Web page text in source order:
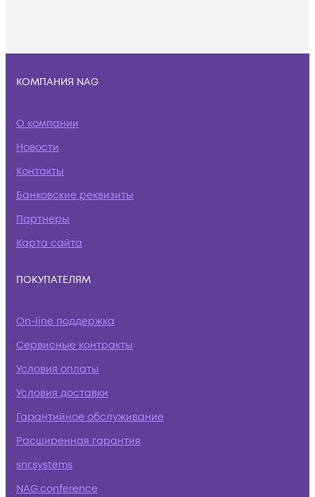
КОМПАНИЯ NAG
О компании
Новости
Контакты
Банковские реквизиты
Партнеры
Карта сайта
ПОКУПАТЕЛЯМ
On-line поддержка
Сервисные контракты
Условия оплаты
Условия доставки
Гарантийное обслуживание
Расширенная гарантия
snr.systems
NAG.conference